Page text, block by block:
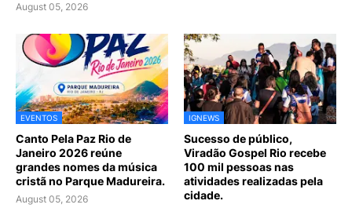
August 05, 2026
EVENTOS
Canto Pela Paz Rio de
Janeiro 2026 reúne
grandes nomes da música
cristã no Parque Madureira.
August 05, 2026
IGNEWS
Sucesso de público,
Viradão Gospel Rio recebe
100 mil pessoas nas
atividades realizadas pela
cidade.